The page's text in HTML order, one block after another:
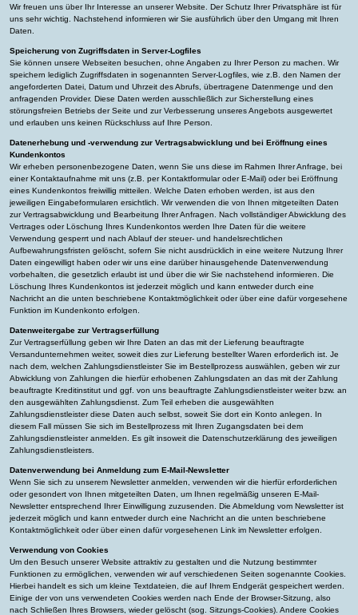
Wir freuen uns über Ihr Interesse an unserer Website. Der Schutz Ihrer Privatsphäre ist für
uns sehr wichtig. Nachstehend informieren wir Sie ausführlich über den Umgang mit Ihren
Daten.
Speicherung von Zugriffsdaten in Server-Logfiles
Sie können unsere Webseiten besuchen, ohne Angaben zu Ihrer Person zu machen. Wir
speichern lediglich Zugriffsdaten in sogenannten Server-Logfiles, wie z.B. den Namen der
angeforderten Datei, Datum und Uhrzeit des Abrufs, übertragene Datenmenge und den
anfragenden Provider. Diese Daten werden ausschließlich zur Sicherstellung eines
störungsfreien Betriebs der Seite und zur Verbesserung unseres Angebots ausgewertet
und erlauben uns keinen Rückschluss auf Ihre Person.
Datenerhebung und -verwendung zur Vertragsabwicklung und bei Eröffnung eines
Kundenkontos
Wir erheben personenbezogene Daten, wenn Sie uns diese im Rahmen Ihrer Anfrage, bei
einer Kontaktaufnahme mit uns (z.B. per Kontaktformular oder E-Mail) oder bei Eröffnung
eines Kundenkontos freiwillig mitteilen. Welche Daten erhoben werden, ist aus den
jeweiligen Eingabeformularen ersichtlich. Wir verwenden die von Ihnen mitgeteilten Daten
zur Vertragsabwicklung und Bearbeitung Ihrer Anfragen. Nach vollständiger Abwicklung des
Vertrages oder Löschung Ihres Kundenkontos werden Ihre Daten für die weitere
Verwendung gesperrt und nach Ablauf der steuer- und handelsrechtlichen
Aufbewahrungsfristen gelöscht, sofern Sie nicht ausdrücklich in eine weitere Nutzung Ihrer
Daten eingewilligt haben oder wir uns eine darüber hinausgehende Datenverwendung
vorbehalten, die gesetzlich erlaubt ist und über die wir Sie nachstehend informieren. Die
Löschung Ihres Kundenkontos ist jederzeit möglich und kann entweder durch eine
Nachricht an die unten beschriebene Kontaktmöglichkeit oder über eine dafür vorgesehene
Funktion im Kundenkonto erfolgen.
Datenweitergabe zur Vertragserfüllung
Zur Vertragserfüllung geben wir Ihre Daten an das mit der Lieferung beauftragte
Versandunternehmen weiter, soweit dies zur Lieferung bestellter Waren erforderlich ist. Je
nach dem, welchen Zahlungsdienstleister Sie im Bestellprozess auswählen, geben wir zur
Abwicklung von Zahlungen die hierfür erhobenen Zahlungsdaten an das mit der Zahlung
beauftragte Kreditinstitut und ggf. von uns beauftragte Zahlungsdienstleister weiter bzw. an
den ausgewählten Zahlungsdienst. Zum Teil erheben die ausgewählten
Zahlungsdienstleister diese Daten auch selbst, soweit Sie dort ein Konto anlegen. In
diesem Fall müssen Sie sich im Bestellprozess mit Ihren Zugangsdaten bei dem
Zahlungsdienstleister anmelden. Es gilt insoweit die Datenschutzerklärung des jeweiligen
Zahlungsdienstleisters.
Datenverwendung bei Anmeldung zum E-Mail-Newsletter
Wenn Sie sich zu unserem Newsletter anmelden, verwenden wir die hierfür erforderlichen
oder gesondert von Ihnen mitgeteilten Daten, um Ihnen regelmäßig unseren E-Mail-
Newsletter entsprechend Ihrer Einwilligung zuzusenden. Die Abmeldung vom Newsletter ist
jederzeit möglich und kann entweder durch eine Nachricht an die unten beschriebene
Kontaktmöglichkeit oder über einen dafür vorgesehenen Link im Newsletter erfolgen.
Verwendung von Cookies
Um den Besuch unserer Website attraktiv zu gestalten und die Nutzung bestimmter
Funktionen zu ermöglichen, verwenden wir auf verschiedenen Seiten sogenannte Cookies.
Hierbei handelt es sich um kleine Textdateien, die auf Ihrem Endgerät gespeichert werden.
Einige der von uns verwendeten Cookies werden nach Ende der Browser-Sitzung, also
nach Schließen Ihres Browsers, wieder gelöscht (sog. Sitzungs-Cookies). Andere Cookies